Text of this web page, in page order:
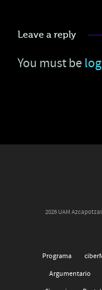
Leave a reply
You must be
2026 UAM
Programa
Argumentario